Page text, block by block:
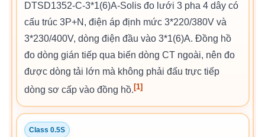
DTSD1352-C-3*1(6)A-Solis đo lưới 3 pha 4 dây có
cấu trúc 3P+N, điện áp định mức 3*220/380V và
3*230/400V, dòng điện đầu vào 3*1(6)A. Đồng hồ
đo dòng gián tiếp qua biến dòng CT ngoài, nên đo
được dòng tải lớn mà không phải đấu trực tiếp
dòng sơ cấp vào đồng hồ. [1]
Class 0.5S